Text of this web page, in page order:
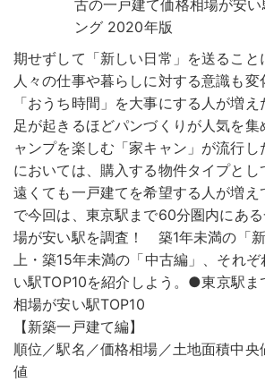
期せずして「新しい日常」を送ること
人々の仕事や暮らしに対する意識も変
「おうち時間」を大事にする人が増
足が起きるほどパンづくりが人気を集
ャンプを楽しむ「家キャン」が流行
においては、購入する物件タイプとし
遠くても一戸建てを希望する人が増え
で今回は、東京駅まで60分圏内にあ
場が安い駅を調査！ 築1年未満の「
上・築15年未満の「中古編」、それ
い駅TOP10を紹介しよう。●東京駅ま
相場が安い駅TOP10
【新築一戸建て編】
順位／駅名／価格相場／土地面積中央
値